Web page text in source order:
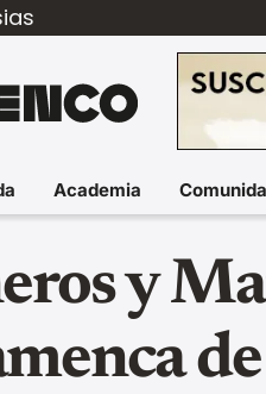
Academia
y